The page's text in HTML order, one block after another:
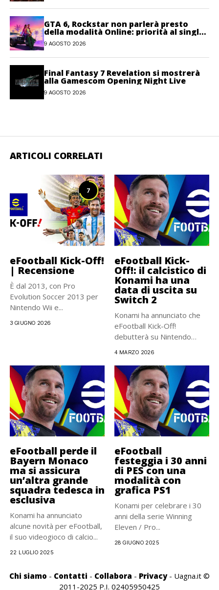
GTA 6, Rockstar non parlerà presto
della modalità Online: priorità al single-
player
9 AGOSTO 2026
Final Fantasy 7 Revelation si mostrerà
alla Gamescom Opening Night Live
9 AGOSTO 2026
ARTICOLI CORRELATI
7
eFootball Kick-Off!
| Recensione
È dal 2013, con Pro
Evolution Soccer 2013 per
Nintendo Wii e...
3 GIUGNO 2026
eFootball Kick-
Off!: il calcistico di
Konami ha una
data di uscita su
Switch 2
Konami ha annunciato che
eFootball Kick-Off!
debutterà su Nintendo
4 MARZO 2026
eFootball perde il
Bayern Monaco
ma si assicura
un’altra grande
squadra tedesca in
esclusiva
Konami ha annunciato
alcune novità per eFootball,
il suo videogioco di calcio...
22 LUGLIO 2025
eFootball
festeggia i 30 anni
di PES con una
modalità con
grafica PS1
Konami per celebrare i 30
anni della serie Winning
Eleven / Pro...
28 GIUGNO 2025
Chi siamo - Contatti - Collabora - Privacy- Uagna.it ©
2011-2025 P.I. 02405950425